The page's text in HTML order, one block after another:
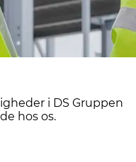
i DS Gruppen
hos os.